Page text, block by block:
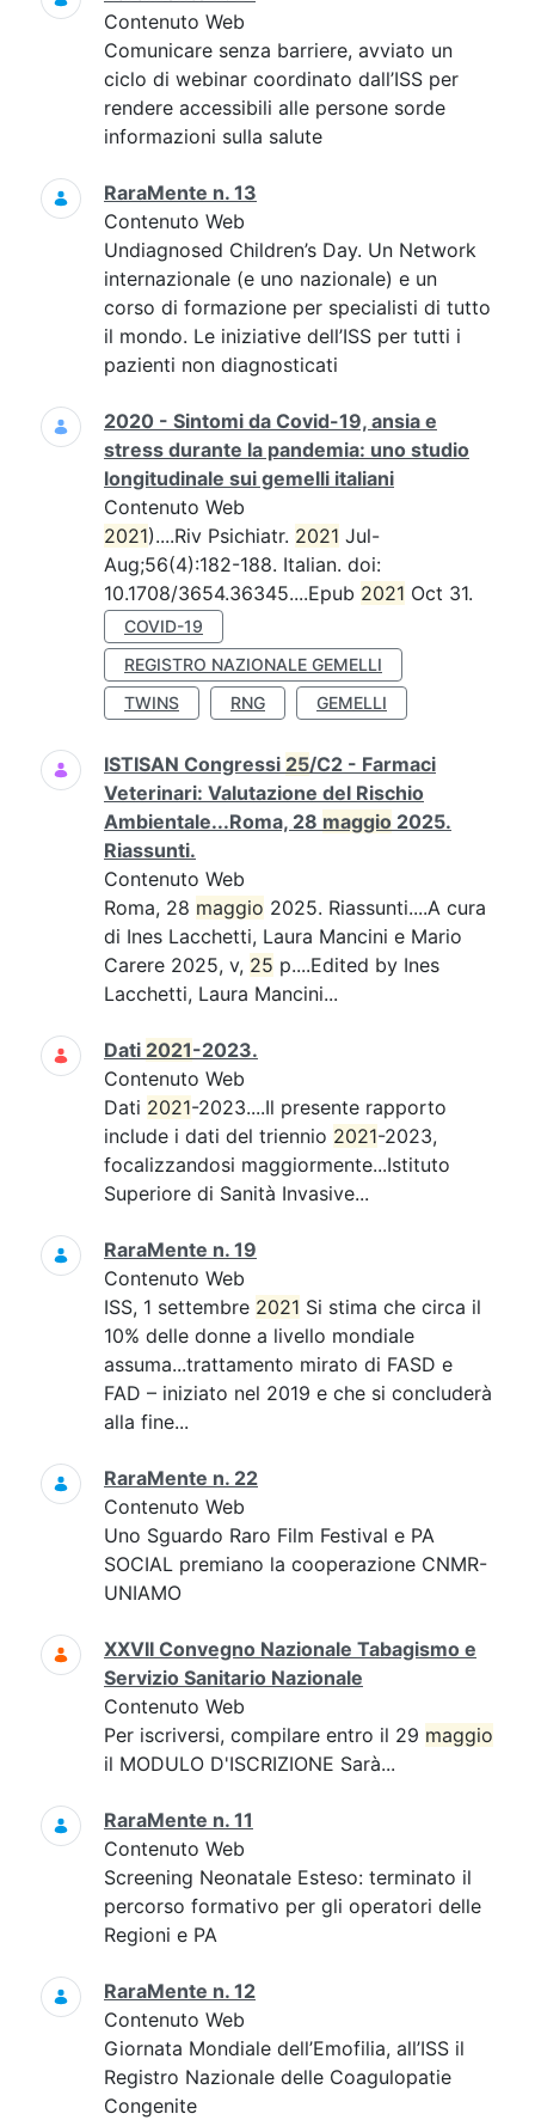
Contenuto Web
Comunicare senza barriere, avviato un
ciclo di webinar coordinato dall’ISS per
rendere accessibili alle persone sorde
informazioni sulla salute
RaraMente n. 13
Contenuto Web
Undiagnosed Children’s Day. Un Network
internazionale (e uno nazionale) e un
corso di formazione per specialisti di tutto
il mondo. Le iniziative dell’ISS per tutti i
pazienti non diagnosticati
2020 - Sintomi da Covid-19, ansia e
stress durante la pandemia: uno studio
longitudinale sui gemelli italiani
Contenuto Web
2021)....Riv Psichiatr. 2021 Jul-
Aug;56(4):182-188. Italian. doi:
10.1708/3654.36345....Epub 2021 Oct 31.
COVID-19
REGISTRO NAZIONALE GEMELLI
TWINS
RNG GEMELLI
ISTISAN Congressi 25/C2 - Farmaci
Veterinari: Valutazione del Rischio
Ambientale...Roma, 28 maggio 2025.
Riassunti.
Contenuto Web
Roma, 28 maggio 2025. Riassunti....A cura
di Ines Lacchetti, Laura Mancini e Mario
Carere 2025, v, 25 p....Edited by Ines
Lacchetti, Laura Mancini...
Dati 2021-2023.
Contenuto Web
Dati 2021-2023....Il presente rapporto
include i dati del triennio 2021-2023,
focalizzandosi maggiormente...Istituto
Superiore di Sanità Invasive...
RaraMente n. 19
Contenuto Web
ISS, 1 settembre 2021 Si stima che circa il
10% delle donne a livello mondiale
assuma...trattamento mirato di FASD e
FAD – iniziato nel 2019 e che si concluderà
alla fine...
RaraMente n. 22
Contenuto Web
Uno Sguardo Raro Film Festival e PA
SOCIAL premiano la cooperazione CNMR-
UNIAMO
XXVII Convegno Nazionale Tabagismo e
Servizio Sanitario Nazionale
Contenuto Web
Per iscriversi, compilare entro il 29 maggio
il MODULO D'ISCRIZIONE Sarà...
RaraMente n. 11
Contenuto Web
Screening Neonatale Esteso: terminato il
percorso formativo per gli operatori delle
Regioni e PA
RaraMente n. 12
Contenuto Web
Giornata Mondiale dell’Emofilia, all’ISS il
Registro Nazionale delle Coagulopatie
Congenite